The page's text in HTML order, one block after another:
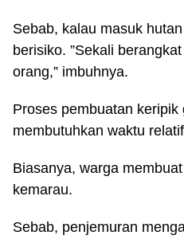
Sebab, kalau masuk
berisiko. ”Sekali
orang,” imbuhnya.
Proses pembuatan keripik
membutuhkan waktu
Biasanya, warga
kemarau.
Sebab, penjemuran